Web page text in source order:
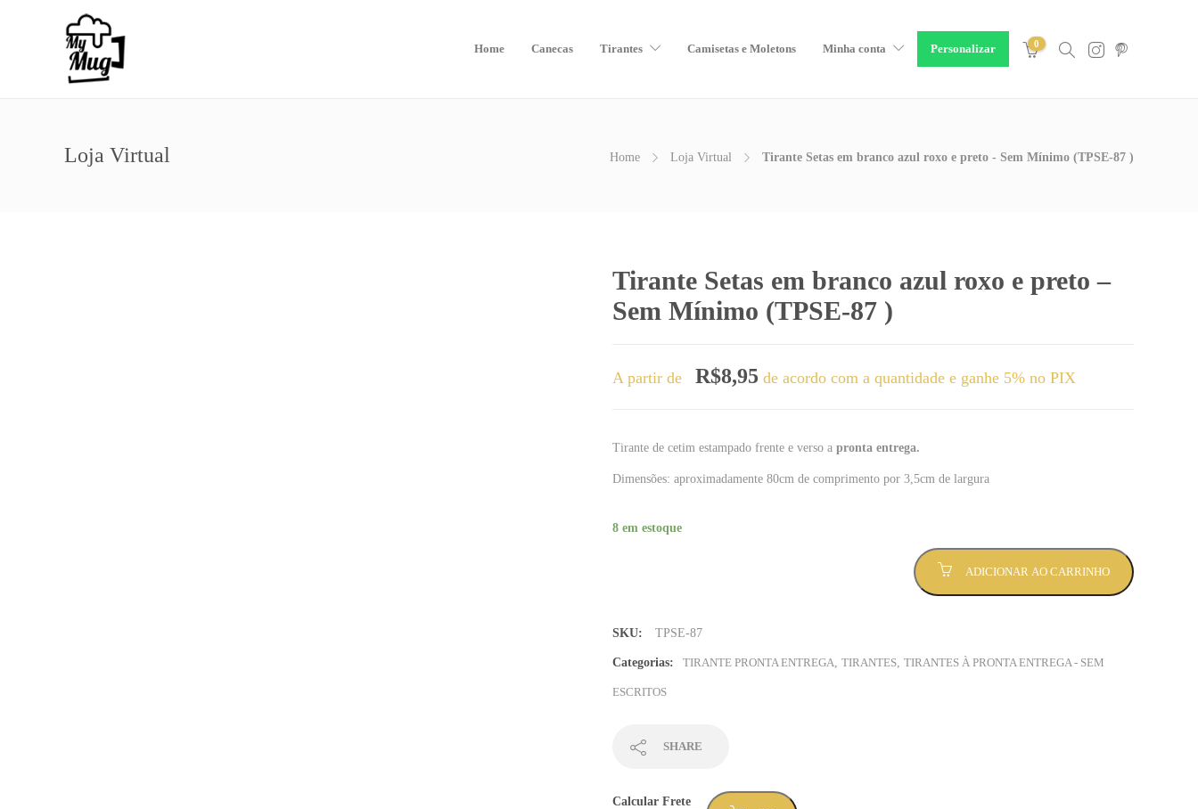
Home Canecas Tirantes Camisetas e Moletons Minha conta Personalizar 0
Loja Virtual Home Loja Virtual Tirante Setas em branco azul roxo e preto - Sem Mínimo (TPSE-87 )
Tirante Setas em branco azul roxo e preto –
Sem Mínimo (TPSE-87 )
A partir de R$8,95 de acordo com a quantidade e ganhe 5% no PIX
Tirante de cetim estampado frente e verso a pronta entrega.
Dimensões: aproximadamente 80cm de comprimento por 3,5cm de largura
8 em estoque
azul
roxo
Sem
87
ADICIONAR AO CARRINHO
SKU: TPSE-87
Categorias: TIRANTE PRONTA ENTREGA, TIRANTES, TIRANTES À PRONTA ENTREGA - SEM
ESCRITOS
SHARE
Calcular Frete